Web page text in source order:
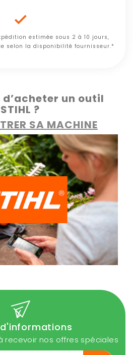

estimée sous 2 à 10 jours,
selon la disponibilité fournisseur.*
d’acheter un outil
STIHL ?
SA MACHINE
recevoir nos offres spéciales